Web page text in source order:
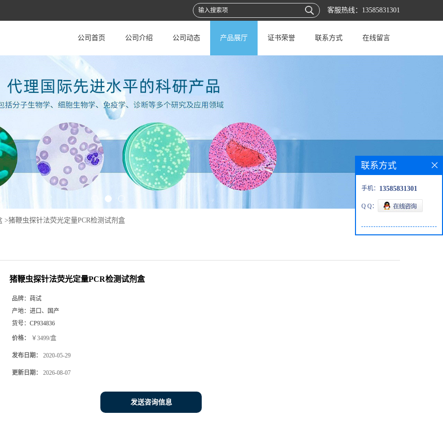
客服热线： 13585831301
公司首页 公司介绍 公司动态 产品展厅 证书荣誉 联系方式 在线留言
>猪鞭虫探针法荧光定量PCR检测试剂盒
猪鞭虫探针法荧光定量PCR检测试剂盒
品牌： 莼试
产地： 进口、国产
货号： CP934836
价格： ￥3499/盒
发布日期： 2020-05-29
更新日期： 2026-08-07
发送咨询信息
联系方式
手机： 13585831301
Q Q：